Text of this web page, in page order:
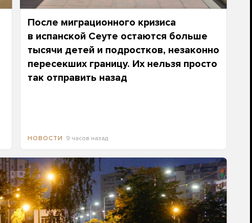
После миграционного кризиса
в испанской Сеуте остаются больше
тысячи детей и подростков, незаконно
пересекших границу. Их нельзя просто
так отправить назад
НОВОСТИ 9 часов назад